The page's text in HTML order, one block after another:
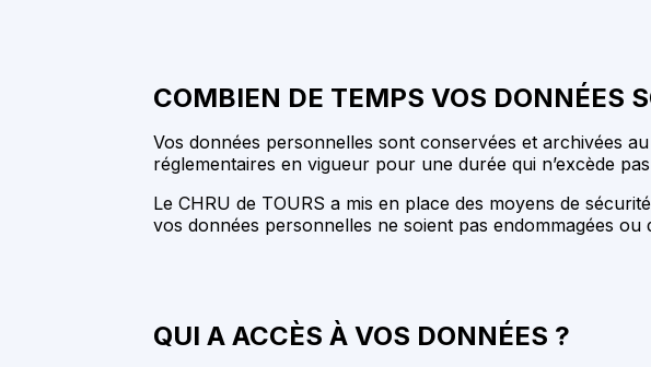
COMBIEN DE TEMPS VOS DONNÉES
Vos données personnelles sont conservées et archivées
réglementaires en vigueur pour une durée qui n’excède
Le CHRU de TOURS a mis en place des moyens de
vos données personnelles ne soient pas endommagées ou
QUI A ACCÈS À VOS DONNÉES ?